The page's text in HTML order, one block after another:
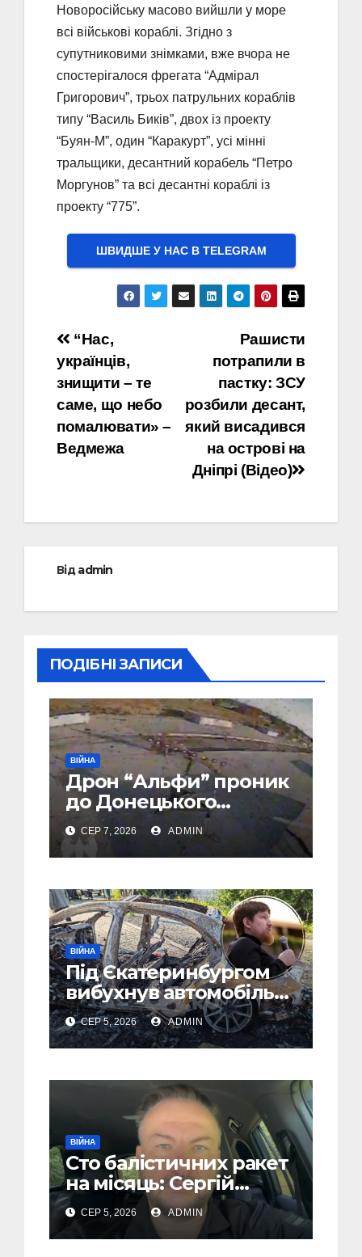
Новоросійську масово вийшли у море
всі військові кораблі. Згідно з
супутниковими знімками, вже вчора не
спостерігалося фрегата “Адмірал
Григорович”, трьох патрульних кораблів
типу “Василь Биків”, двох із проекту
“Буян-М”, один “Каракурт”, усі мінні
тральщики, десантний корабель “Петро
Моргунов” та всі десантні кораблі із
проекту “775”.
ШВИДШЕ У НАС В ТELEGRAM
Навігація
записів
Рашисти
потрапили в
пастку: ЗСУ
розбили десант,
який висадився
на острові на
Дніпрі (Відео)
“Нас,
українців,
знищити – те
саме, що небо
помалювати» –
Ведмежа
Відadmin
ПОДІБНІ ЗАПИСИ
ВІЙНА
Дрон “Альфи” проник
до Донецького
аеропорту та спалив
“Шахед” ще до запуску
СЕР 7, 2026 ADMIN
ВІЙНА
Під Єкатеринбургом
вибухнув автомобіль
голови компанії-
виробника дронів
“Упир” – перші
СЕР 5, 2026 ADMIN
ВІЙНА
Сто балістичних ракет
на місяць: Сергій
“Флеш” закликав
українців готуватися
до гіршого
СЕР 5, 2026 ADMIN